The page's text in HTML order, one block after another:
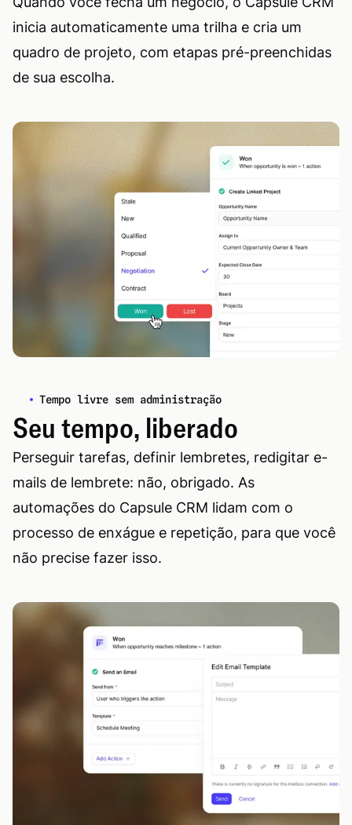
inicia automaticamente uma trilha e cria um
quadro de projeto, com etapas pré-preenchidas
de sua escolha.
Tempo livre sem administração
Seu tempo, liberado
Perseguir tarefas, definir lembretes, redigitar e-
mails de lembrete: não, obrigado. As
automações do Capsule CRM lidam com o
processo de enxágue e repetição, para que você
não precise fazer isso.